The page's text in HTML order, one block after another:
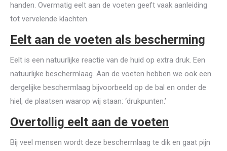
handen. Overmatig eelt aan de voeten geeft vaak aanleiding
tot vervelende klachten.
Eelt aan de voeten als bescherming
Eelt is een natuurlijke reactie van de huid op extra druk. Een
natuurlijke beschermlaag. Aan de voeten hebben we ook een
dergelijke beschermlaag bijvoorbeeld op de bal en onder de
hiel, de plaatsen waarop wij staan: ‘drukpunten.’
Overtollig eelt aan de voeten
Bij veel mensen wordt deze beschermlaag te dik en gaat pijn